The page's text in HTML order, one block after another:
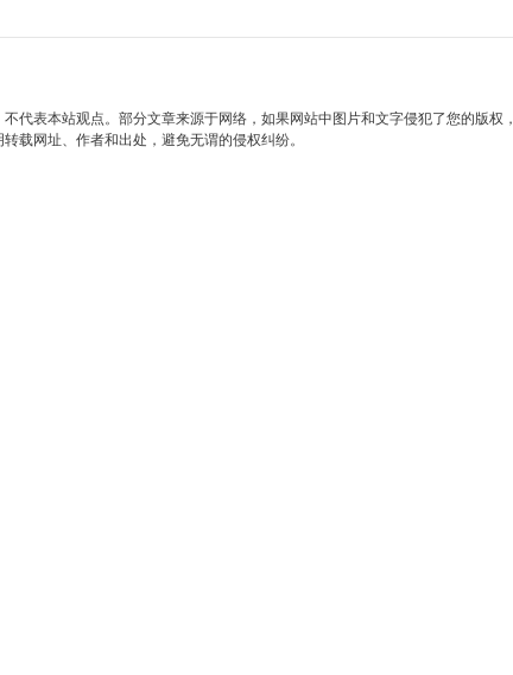
代表本站观点。部分文章来源于网络，如果网站中图片和文字侵犯了您的版权，
载网址、作者和出处，避免无谓的侵权纠纷。